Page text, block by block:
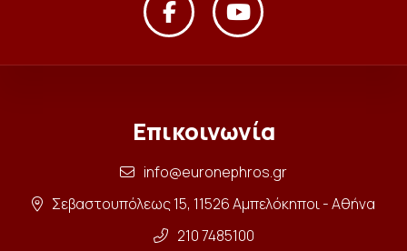
Επικοινωνία
info@euronephros.gr
Σεβαστουπόλεως 15, 11526 Αμπελόκηποι - Αθήνα
210 7485100